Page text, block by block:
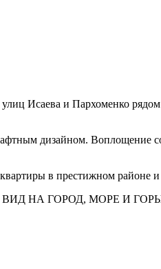
Исаева и Пархоменко
дизайном. Воплощение
в престижном районе и
ВИД НА ГОРОД, МОРЕ И ГОРЫ